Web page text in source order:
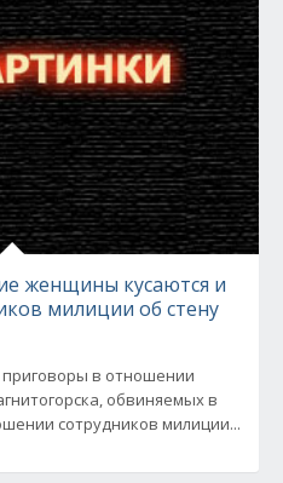
женщины кусаются и
милиции об стену
в отношении
обвиняемых в
сотрудников милиции...